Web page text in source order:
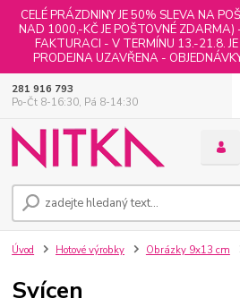
CELÉ PRÁZDNINY JE 50% SLEVA NA
NAD 1000,-KČ JE POŠTOVNÉ
FAKTURACI - V TERMÍNU 13.-21.8.
PRODEJNA UZAVŘENA -
281 916 793
Po-Čt 8-16:30, Pá 8-14:30
Úvod Hotové výrobky Obrázky 9x13 cm
Svícen